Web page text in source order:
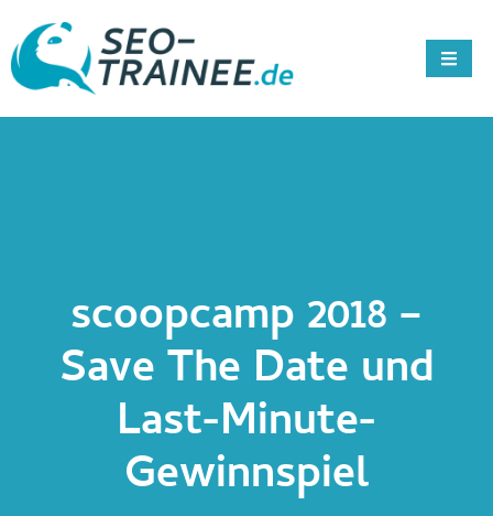
scoopcamp 2018 –
Save The Date und
Last-Minute-
Gewinnspiel